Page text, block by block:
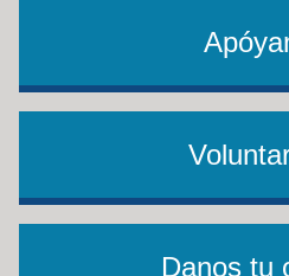
Danos tu